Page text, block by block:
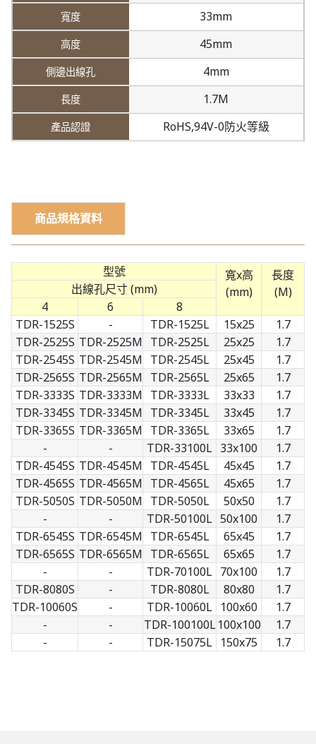
33mm
45mm
4mm
1.7M
RoHS,94V-0防火等級
商品規格資料
型號
寬x高
(mm)
長度
(M)
出線孔尺寸 (mm)
4
6
8
TDR-1525S
- TDR-1525L 15x25
1.7
TDR-2525S TDR-2525M TDR-2525L 25x25
1.7
TDR-2545S TDR-2545M TDR-2545L 25x45
1.7
TDR-2565S TDR-2565M TDR-2565L 25x65
1.7
TDR-3333S TDR-3333M TDR-3333L 33x33
1.7
TDR-3345S TDR-3345M TDR-3345L 33x45
1.7
TDR-3365S TDR-3365M TDR-3365L 33x65
1.7
-
- TDR-33100L 33x100
1.7
TDR-4545S TDR-4545M TDR-4545L 45x45
1.7
TDR-4565S TDR-4565M TDR-4565L 45x65
1.7
TDR-5050S TDR-5050M TDR-5050L 50x50
1.7
-
- TDR-50100L 50x100
1.7
TDR-6545S TDR-6545M TDR-6545L 65x45
1.7
TDR-6565S TDR-6565M TDR-6565L 65x65
1.7
-
- TDR-70100L 70x100
1.7
TDR-8080S
- TDR-8080L 80x80
1.7
TDR-10060S
- TDR-10060L 100x60
1.7
-
- TDR-100100L 100x100
1.7
-
- TDR-15075L 150x75 1.7